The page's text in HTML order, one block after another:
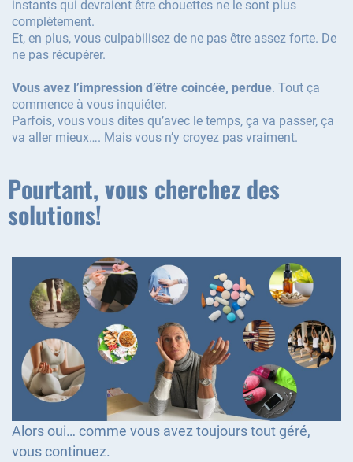
instants qui devraient être chouettes ne le sont plus
complètement.
Et, en plus, vous culpabilisez de ne pas être assez forte. De
ne pas récupérer.
Vous avez l’impression d’être coincée, perdue. Tout ça
commence à vous inquiéter.
Parfois, vous vous dites qu’avec le temps, ça va passer, ça
va aller mieux…. Mais vous n’y croyez pas vraiment.
Pourtant, vous cherchez des
solutions!
Alors oui… comme vous avez toujours tout géré,
vous continuez.